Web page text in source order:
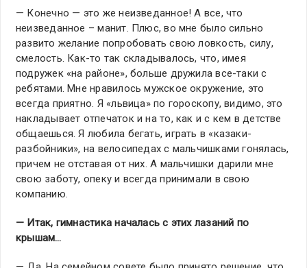
— Конечно — это же неизведанное! А все, что
неизведанное – манит. Плюс, во мне было сильно
развито желание попробовать свою ловкость, силу,
смелость. Как-то так складывалось, что, имея
подружек «на районе», больше дружила все-таки с
ребятами. Мне нравилось мужское окружение, это
всегда приятно. Я «львица» по гороскопу, видимо, это
накладывает отпечаток и на то, как и с кем в детстве
общаешься. Я любила бегать, играть в «казаки-
разбойники», на велосипедах с мальчишками гонялась,
причем не отставая от них. А мальчишки дарили мне
свою заботу, опеку и всегда принимали в свою
компанию.
— Итак, гимнастика началась с этих лазаний по
крышам…